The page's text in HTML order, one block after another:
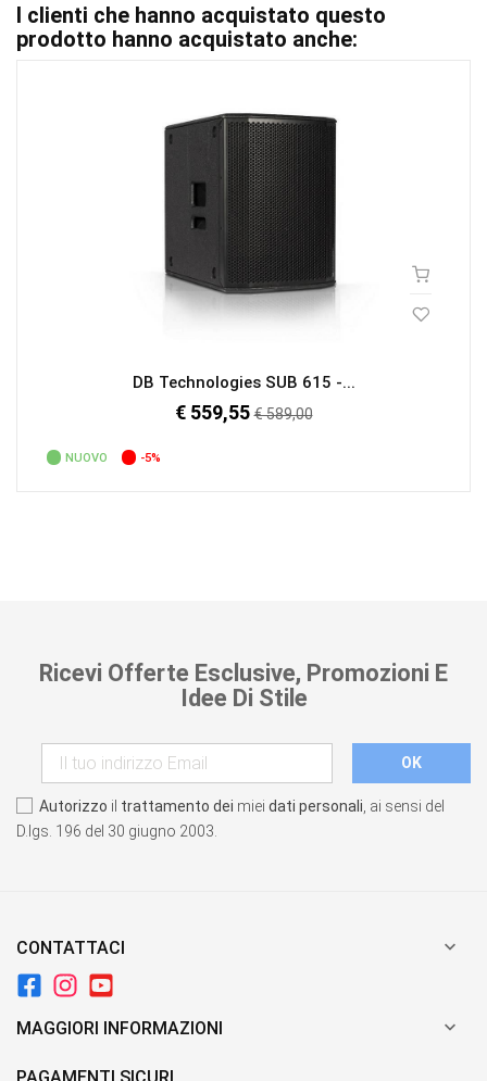
I clienti che hanno acquistato questo
prodotto hanno acquistato anche:
DB Technologies SUB 615 -...
€ 559,55Prezzo
€ 589,00
NUOVO -5%
Ricevi Offerte Esclusive, Promozioni E
Idee Di Stile
Autorizzo il trattamento dei miei dati personali , ai sensi del
D.lgs. 196 del 30 giugno 2003.
CONTATTACI 
MAGGIORI INFORMAZIONI 